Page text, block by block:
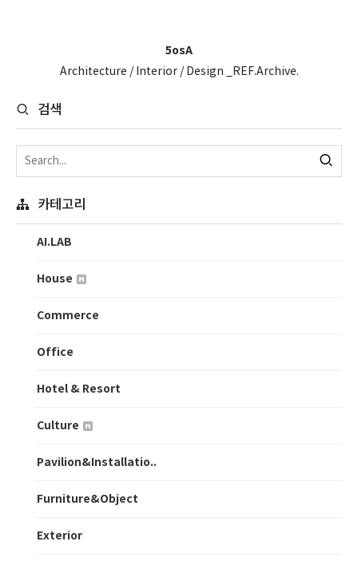
5osA
Architecture / Interior / Design _REF.Archive.
검색
카테고리
AI.LAB
House
Commerce
Office
Hotel & Resort
Culture
Pavilion&Installatio..
Furniture&Object
Exterior